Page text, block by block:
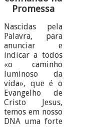
Promessa
Nascidas pela
Palavra, para
anunciar e
indicar a todos
«o caminho
luminoso da
vida», que é o
Evangelho de
Cristo Jesus,
temos em nosso
DNA uma forte